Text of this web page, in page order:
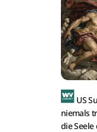
US
niemals
die